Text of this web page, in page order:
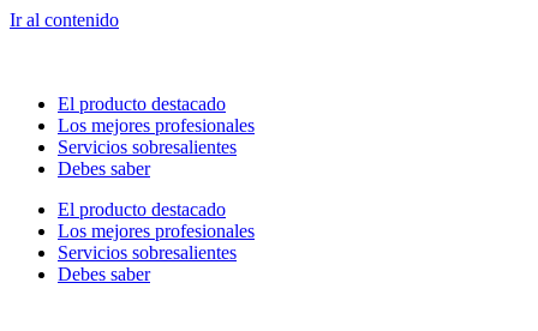
Ir al contenido
El producto destacado
Los mejores profesionales
Servicios sobresalientes
Debes saber
El producto destacado
Los mejores profesionales
Servicios sobresalientes
Debes saber